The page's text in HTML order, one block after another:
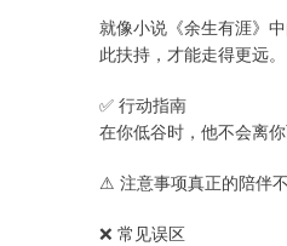
就像小说《余生有涯》
此扶持，才能走得更远。
✅ 行动指南
在你低谷时，他不会离
⚠ 注意事项真正的陪伴
❌ 常见误区